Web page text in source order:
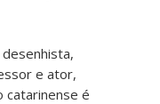
e ator,
catarinense é